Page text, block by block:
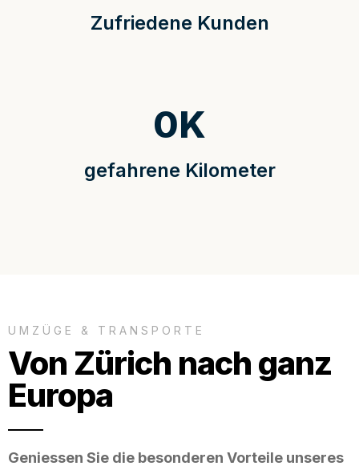
Zufriedene Kunden
gefahrene Kilometer
0K
UMZÜGE & TRANSPORTE
Von Zürich nach ganz
Europa
Geniessen Sie die besonderen Vorteile unseres